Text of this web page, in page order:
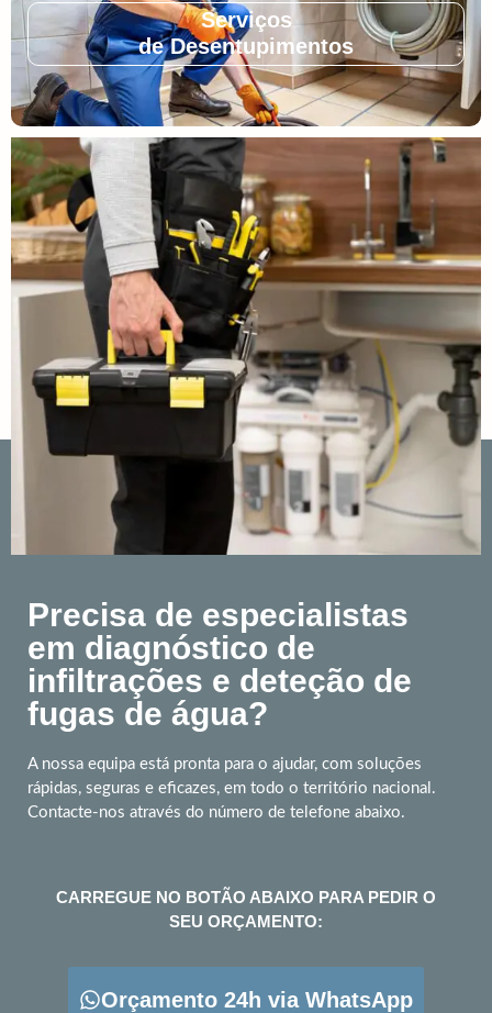
Serviços
de Desentupimentos
Precisa de especialistas
em diagnóstico de
infiltrações e deteção de
fugas de água?
A nossa equipa está pronta para o ajudar, com soluções
rápidas, seguras e eficazes, em todo o território nacional.
Contacte-nos através do número de telefone abaixo.
CARREGUE NO BOTÃO ABAIXO PARA PEDIR O
SEU ORÇAMENTO:
Orçamento 24h via WhatsApp